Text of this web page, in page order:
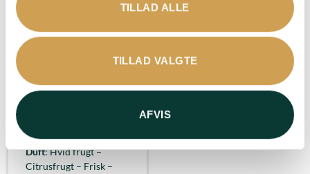
TILLAD ALLE
TILLAD VALGTE
AFVIS
Chardonnay
: Mild – Elegant –
noter af citrus og
mineraler – Delikat –
Duft: Hvid frugt –
Citrusfrugt – Frisk –